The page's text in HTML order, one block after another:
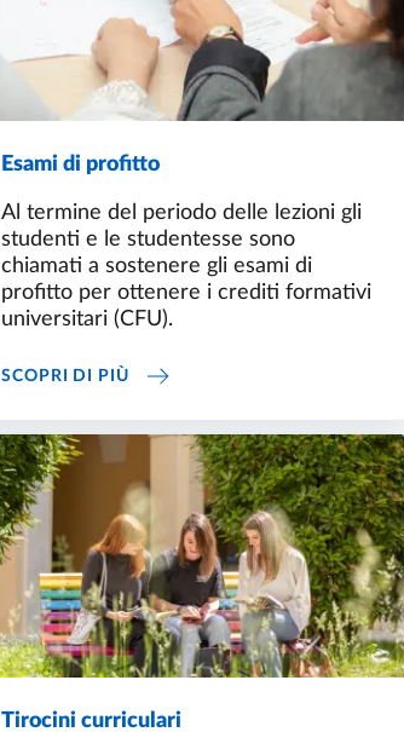
Esami di profitto
Al termine del periodo delle lezioni gli
studenti e le studentesse sono
chiamati a sostenere gli esami di
profitto per ottenere i crediti formativi
universitari (CFU).
SCOPRI DI PIÙESAMI DI PROFITTO
Tirocini curriculari